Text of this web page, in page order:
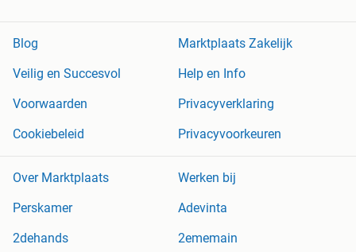
Blog
Marktplaats Zakelijk
Veilig en Succesvol
Help en Info
Voorwaarden
Privacyverklaring
Cookiebeleid
Privacyvoorkeuren
Over Marktplaats
Werken bij
Perskamer
Adevinta
2dehands
2ememain